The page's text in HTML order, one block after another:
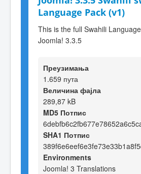
Language Pack (v1)
This is the full Swahili
Joomla! 3.3.5
Преузимања
1.659 пута
Величина фајла
289,87 kB
MD5 Потпис
SHA1 Потпис
Environments
Joomla! 3 Translations